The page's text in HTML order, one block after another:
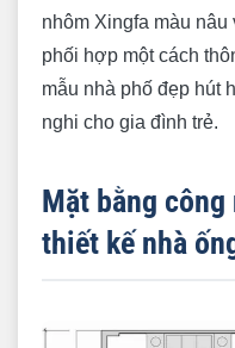
nhôm Xingfa màu
phối hợp một cách
mẫu nhà phố đẹp hút
nghi cho gia đình trẻ.
Mặt bằng công
thiết kế nhà